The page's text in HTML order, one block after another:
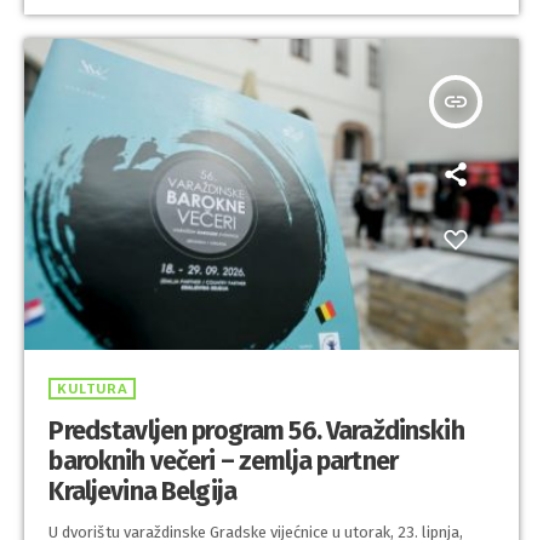
insert_link
KULTURA
Predstavljen program 56. Varaždinskih
baroknih večeri – zemlja partner
Kraljevina Belgija
U dvorištu varaždinske Gradske vijećnice u utorak, 23. lipnja,